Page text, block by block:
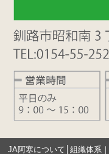
JA阿寒について 組織体系 ｜